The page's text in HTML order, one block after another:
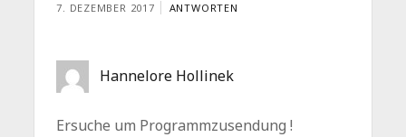
7. DEZEMBER 2017 ANTWORTEN
Hannelore Hollinek
Ersuche um Programmzusendung !